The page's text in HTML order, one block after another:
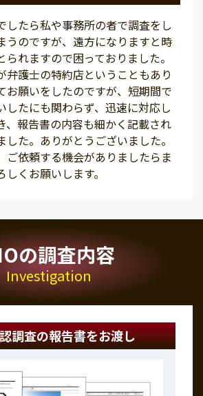
したら私や事務所の者で調査をし
うのですが、遠方になりますと時
られますので困っておりました。
弁護士の特約店ということもあり
お願いをしたのですが、短期間で
したにも関わらず、迅速に対応し
、報告書の内容も細かく記載され
した。ありがとうございました。
ご依頼する機会がありましたらま
しくお願いします。
の調査内容
Investigation
調査の報告書をお渡し